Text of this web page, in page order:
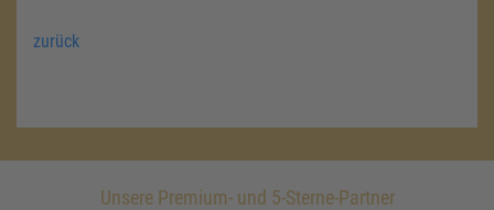
zurück
Unsere Premium- und 5-Sterne-Partner